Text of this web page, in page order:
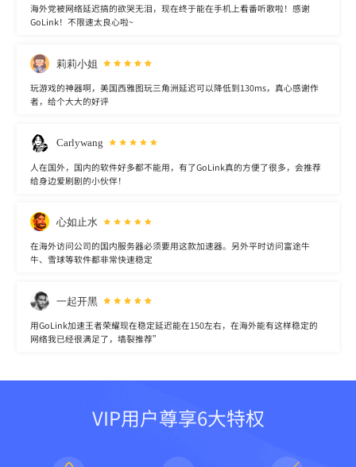
海外党被网络延迟搞的欲哭无泪，现在终于能在手机上看番听歌啦！感谢
GoLink！不限速太良心啦~
莉莉小姐
玩游戏的神器啊，美国西雅图玩三角洲延迟可以降低到130ms，真心感谢作
者，给个大大的好评
Carlywang
人在国外，国内的软件好多都不能用，有了GoLink真的方便了很多，会推荐
给身边爱刷剧的小伙伴！
心如止水
在海外访问公司的国内服务器必须要用这款加速器。另外平时访问富途牛
牛、雪球等软件都非常快速稳定
一起开黑
用GoLink加速王者荣耀现在稳定延迟能在150左右，在海外能有这样稳定的
网络我已经很满足了，墙裂推荐”
VIP用户尊享6大特权